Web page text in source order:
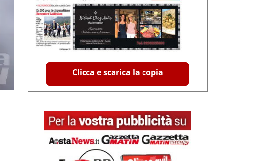
Clicca e scarica la copia